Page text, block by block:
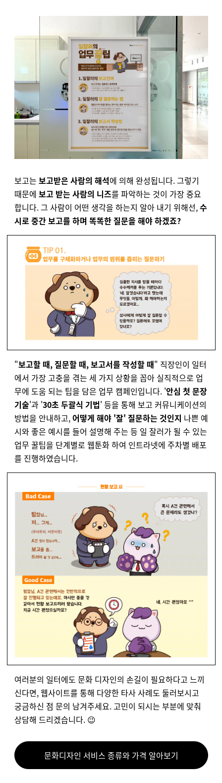
보고는 보고받은 사람의 해석에 의해 완성됩니다. 그렇기
때문에 보고 받는 사람의 니즈를 파악하는 것이 가장 중요
합니다. 그 사람이 어떤 생각을 하는지 알아 내기 위해선,수
시로 중간 보고를 하며 똑똑한 질문을 해야 하겠죠?
"보고할 때, 질문할 때, 보고서를 작성할 때" 직장인이 일터
에서 가장 고충을 겪는 세 가지 상황을 꼽아 실직적으로 업
무에 도움 되는 팁을 담은 업무 캠페인입니다. '안심 첫 문장
기술'과 '30초 두괄식 기법' 등을 통해 보고 커뮤니케이션의
방법을 안내하고, 어떻게 해야 '잘' 질문하는 것인지 나쁜 예
시와 좋은 예시를 들어 설명해 주는 등 일 잘러가 될 수 있는
업무 꿀팁을 단계별로 웹툰화 하여 인트라넷에 주차별 배포
를 진행하였습니다.
여러분의 일터에도 문화 디자인의 손길이 필요하다고 느끼
신다면, 웹사이트를 통해 다양한 타사 사례도 둘러보시고
궁금하신 점 문의 남겨주세요. 고민이 되시는 부분에 맞춰
상담해 드리겠습니다. 😉
문화디자인 서비스 종류와 가격 알아보기